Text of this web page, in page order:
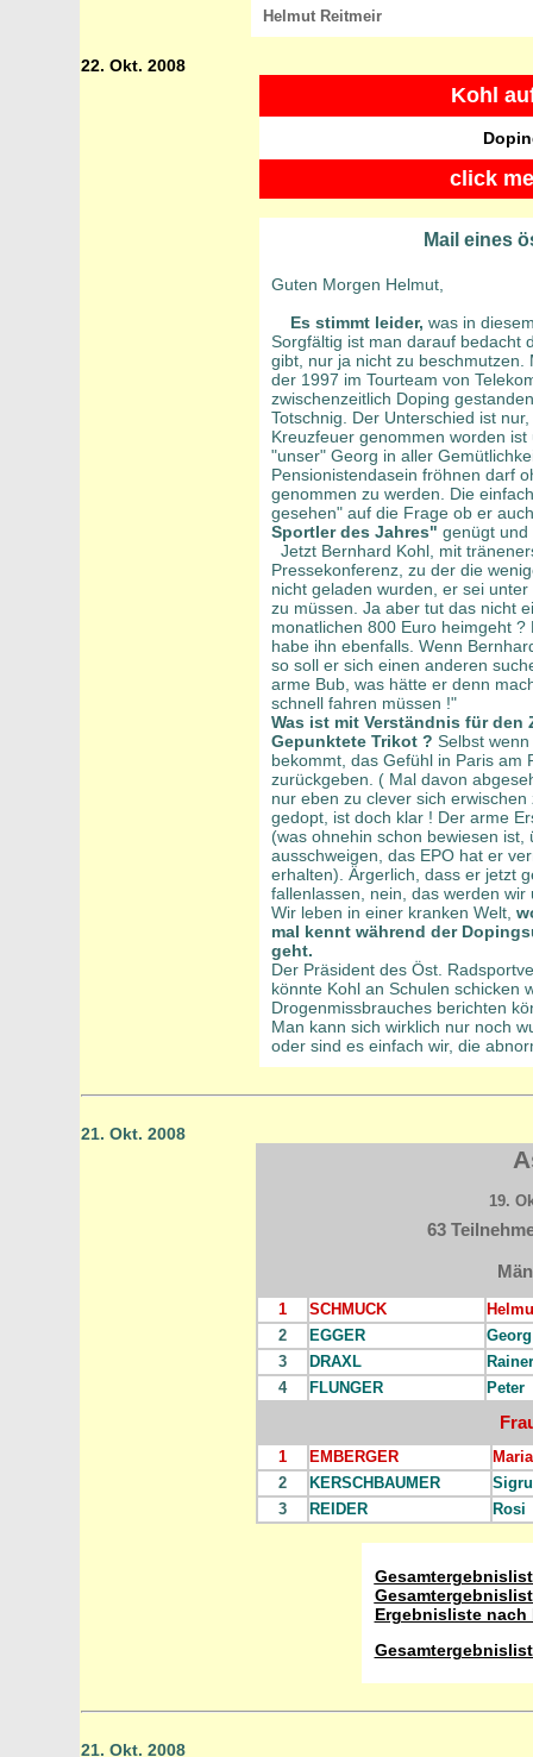
Helmut Reitmeir
22. Okt. 2008
Kohl
click
Mail eines
Guten Morgen Helmut,
Es stimmt leider, was in
Sorgfältig ist man darauf bedacht
gibt, nur ja nicht zu beschmutzen.
der 1997 im Tourteam von
zwischenzeitlich Doping
Totschnig. Der Unterschied ist
Kreuzfeuer genommen worden
"unser" Georg in aller
Pensionistendasein fröhnen darf
genommen zu werden. Die
gesehen" auf die Frage ob er
Sportler des Jahres" genügt und
Jetzt Bernhard Kohl, mit
Pressekonferenz, zu der die
nicht geladen wurden, er sei
zu müssen. Ja aber tut das nicht
monatlichen 800 Euro heimgeht
habe ihn ebenfalls. Wenn
so soll er sich einen anderen
arme Bub, was hätte er denn
schnell fahren müssen !"
Was ist mit Verständnis für
Gepunktete Trikot ? Selbst
bekommt, das Gefühl in Paris am
zurückgeben. ( Mal davon
nur eben zu clever sich
gedopt, ist doch klar ! Der arme
(was ohnehin schon bewiesen
ausschweigen, das EPO hat er
erhalten). Ärgerlich, dass er jetzt
fallenlassen, nein, das werden wir
Wir leben in einer kranken Welt,
mal kennt während der
geht.
Der Präsident des Öst.
könnte Kohl an Schulen schicken
Drogenmissbrauches berichten
Man kann sich wirklich nur noch
oder sind es einfach wir, die
21. Okt. 2008
19.
63
1 SCHMUCK
2
EGGER
Georg
3
DRAXL
Rainer
4
FLUNGER Peter
1 EMBERGER
Maria
2
KERSCHBAUMER
3
REIDER Rosi
Ergebnisliste nach
21. Okt. 2008